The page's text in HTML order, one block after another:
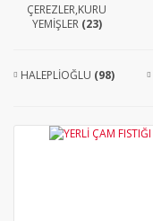
ÇEREZLER,KURU
YEMİŞLER (23)
HALEPLİOĞLU (98)